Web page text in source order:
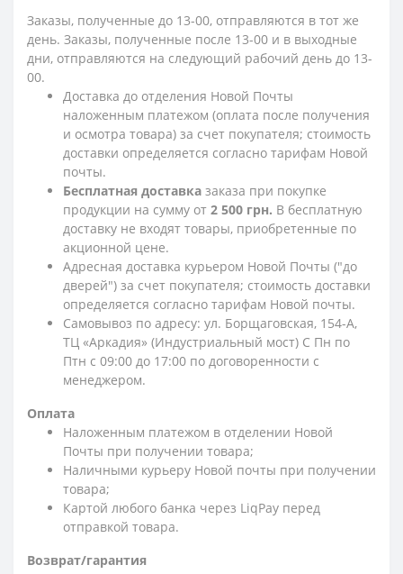
Заказы, полученные до 13-00, отправляются в тот же
день. Заказы, полученные после 13-00 и в выходные
дни, отправляются на следующий рабочий день до 13-
00.
Доставка до отделения Новой Почты
наложенным платежом (оплата после получения
и осмотра товара) за счет покупателя; стоимость
доставки определяется согласно тарифам Новой
почты.
Бесплатная доставка заказа при покупке
продукции на сумму от 2 500 грн. В бесплатную
доставку не входят товары, приобретенные по
акционной цене.
Адресная доставка курьером Новой Почты ("до
дверей") за счет покупателя; стоимость доставки
определяется согласно тарифам Новой почты.
Самовывоз по адресу: ул. Борщаговская, 154-А,
ТЦ «Аркадия» (Индустриальный мост) С Пн по
Птн с 09:00 до 17:00 по договоренности с
менеджером.
Оплата
Наложенным платежом в отделении Новой
Почты при получении товара;
Наличными курьеру Новой почты при получении
товара;
Картой любого банка через LiqPay перед
отправкой товара.
Возврат/гарантия